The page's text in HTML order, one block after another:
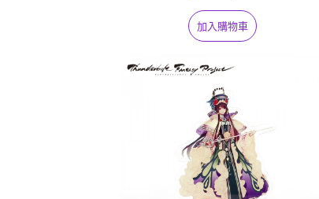
加入購物車